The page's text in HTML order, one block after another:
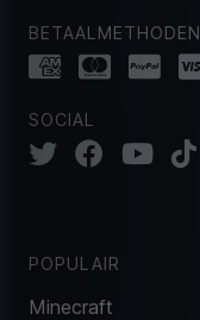
BETAALMETHODEN
SOCIAL
POPULAIR
Minecraft